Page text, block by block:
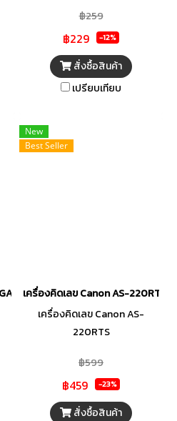
฿259
฿229 -12%
สั่งซื้อสินค้า
เปรียบเทียบ
New
Best Seller
เครื่องคิดเลข Canon AS-220RTS
เครื่องคิดเลข Canon AS-
220RTS
฿599
฿459 -23%
สั่งซื้อสินค้า